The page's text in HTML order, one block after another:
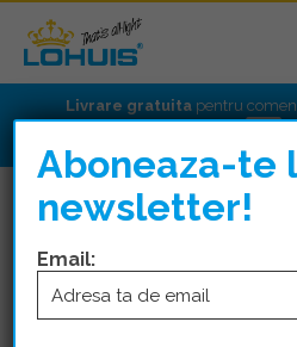
Livrare gratuitapentru
POLITICA DE
Pentru produsele livrate prin
magazin:
Aboneaza-te
newsletter!
Email: